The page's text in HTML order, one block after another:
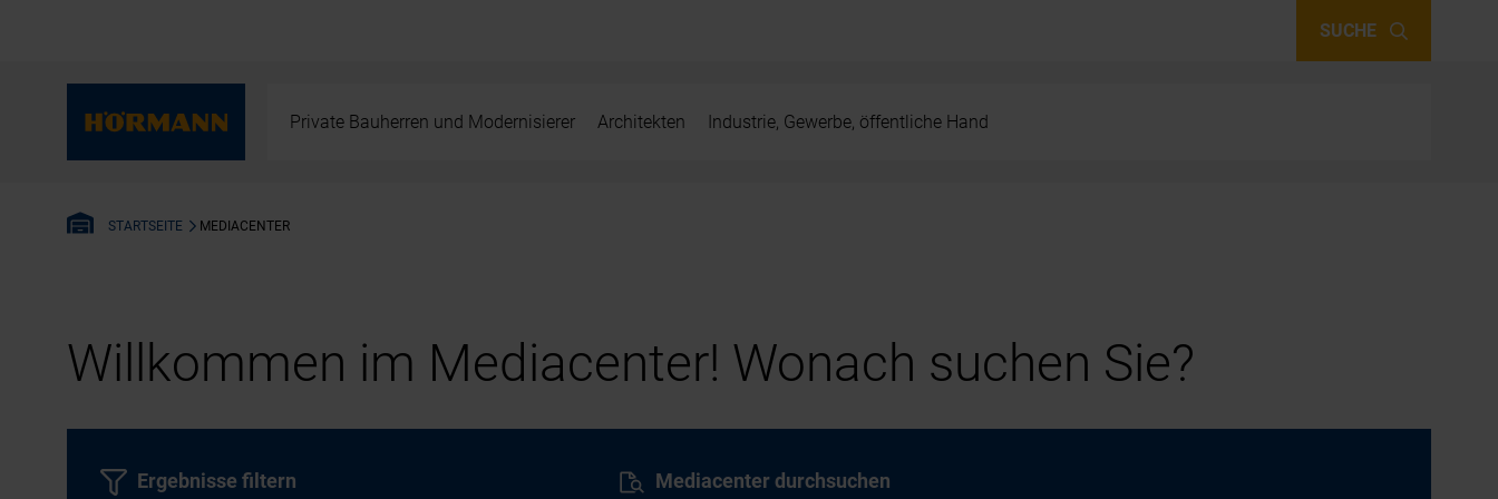
SUCHE
Private Bauherren und Modernisierer Architekten Industrie, Gewerbe, öffentliche Hand
STARTSEITE MEDIACENTER
Willkommen im Mediacenter! Wonach suchen Sie?
Mediacenter durchsuchen
Ergebnisse filtern